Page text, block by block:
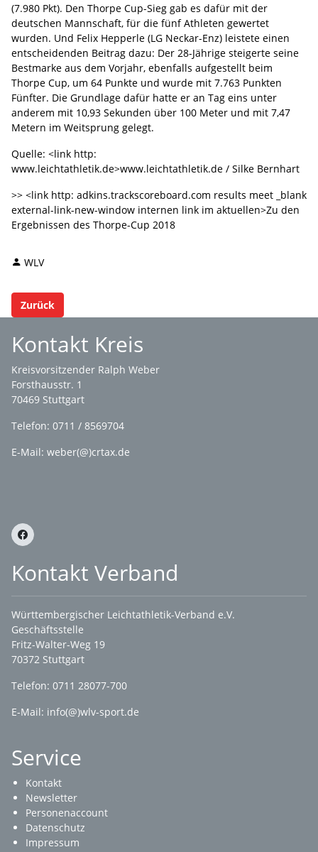
(7.980 Pkt). Den Thorpe Cup-Sieg gab es dafür mit der
deutschen Mannschaft, für die fünf Athleten gewertet
wurden. Und Felix Hepperle (LG Neckar-Enz) leistete einen
entscheidenden Beitrag dazu: Der 28-Jährige steigerte seine
Bestmarke aus dem Vorjahr, ebenfalls aufgestellt beim
Thorpe Cup, um 64 Punkte und wurde mit 7.763 Punkten
Fünfter. Die Grundlage dafür hatte er an Tag eins unter
anderem mit 10,93 Sekunden über 100 Meter und mit 7,47
Metern im Weitsprung gelegt.
Quelle: <link http:
www.leichtathletik.de>www.leichtathletik.de / Silke Bernhart
>> <link http: adkins.trackscoreboard.com results meet _blank
external-link-new-window internen link im aktuellen>Zu den
Ergebnissen des Thorpe-Cup 2018
WLV
Zurück
Kontakt Kreis
Kreisvorsitzender Ralph Weber
Forsthausstr. 1
70469 Stuttgart
Telefon: 0711 / 8569704
E-Mail: weber(@)crtax.de
Kontakt Verband
Württembergischer Leichtathletik-Verband e.V.
Geschäftsstelle
Fritz-Walter-Weg 19
70372 Stuttgart
Telefon: 0711 28077-700
E-Mail: info(@)wlv-sport.de
Service
Kontakt
Newsletter
Personenaccount
Datenschutz
Impressum